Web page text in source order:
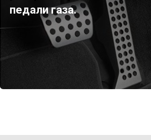
педали газа.